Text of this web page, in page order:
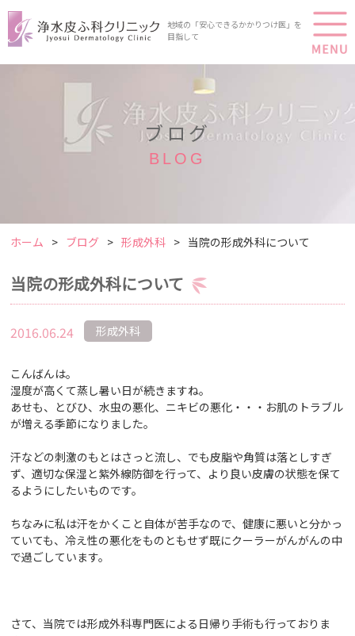
地域の「安心できるかかりつけ医」を
目指して
ブログ
BLOG
ホーム ブログ 形成外科 当院の形成外科について
当院の形成外科について
2016.06.24 形成外科
こんばんは。
湿度が高くて蒸し暑い日が続きますね。
あせも、とびひ、水虫の悪化、ニキビの悪化・・・お肌のトラブル
が増える季節になりました。
汗などの刺激のもとはさっと流し、でも皮脂や角質は落としすぎ
ず、適切な保湿と紫外線防御を行って、より良い皮膚の状態を保て
るようにしたいものです。
ちなみに私は汗をかくこと自体が苦手なので、健康に悪いと分かっ
ていても、冷え性の悪化をものともせず既にクーラーがんがんの中
で過ごしています。
さて、当院では形成外科専門医による日帰り手術も行っておりま